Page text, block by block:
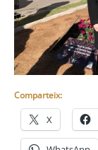
Comparteix:
X